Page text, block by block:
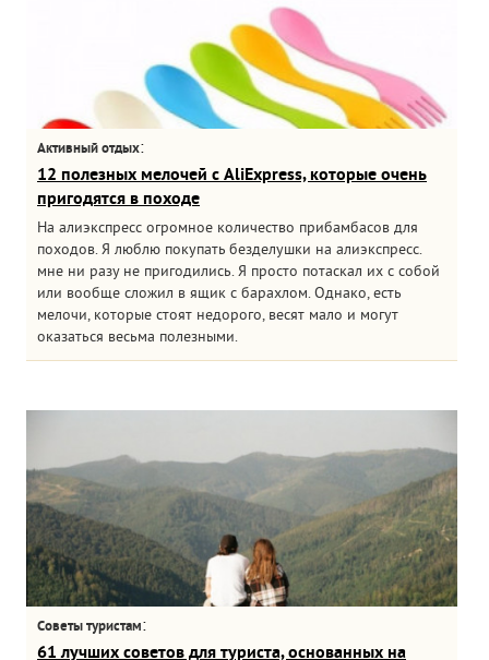
Активный отдых:
12 полезных мелочей с AliExpress, которые очень
пригодятся в походе
На алиэкспресс огромное количество прибамбасов для
походов. Я люблю покупать безделушки на алиэкспресс.
мне ни разу не пригодились. Я просто потаскал их с собой
или вообще сложил в ящик с барахлом. Однако, есть
мелочи, которые стоят недорого, весят мало и могут
оказаться весьма полезными.
Советы туристам:
61 лучших советов для туриста, основанных на